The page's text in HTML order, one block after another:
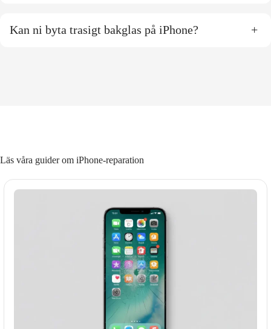
Kan ni byta trasigt bakglas på iPhone? +
Läs våra guider om iPhone-reparation